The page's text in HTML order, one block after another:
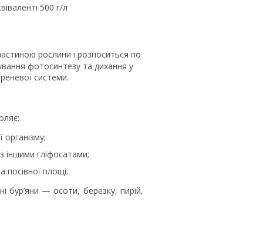
500 г/л
рослини і розноситься по
фотосинтезу та дихання у
системи.
іншими гліфосатами;
посівної площі.
бур’яни — осоти, березку, пирій,